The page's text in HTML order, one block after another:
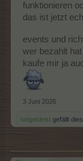
funktionieren
das ist jetzt
events und
wer bezahlt
kaufe mir ja
3 Juni 2026
helgekleist gefällt dies.